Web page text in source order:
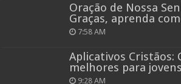
Oração de Nossa
Graças, aprenda
7:58 AM
Aplicativos Cristãos:
melhores para
9:28 AM